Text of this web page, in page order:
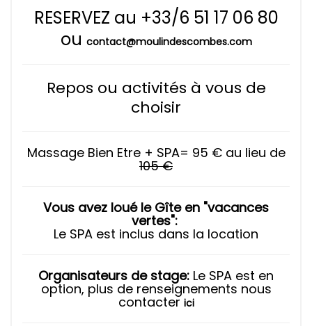
RESERVEZ au +33/6 51 17 06 80
ou contact@moulindescombes.com
Repos ou activités à vous de
choisir
Massage Bien Etre + SPA= 95 € au lieu de
105 €
Vous avez loué le Gîte en "vacances
vertes":
Le SPA est inclus dans la location
Organisateurs de stage: Le SPA est en
option, plus de renseignements nous
contacter ici